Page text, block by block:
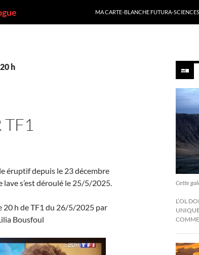
MA CARTE-BLANCHE FUTURA-SCIENCES
h
éruptif depuis le 23 décembre
lave s’est déroulé le 25/5/2025.
20 h de TF1 du 26/5/2025 par
Bousfoul
Cette
L’OL